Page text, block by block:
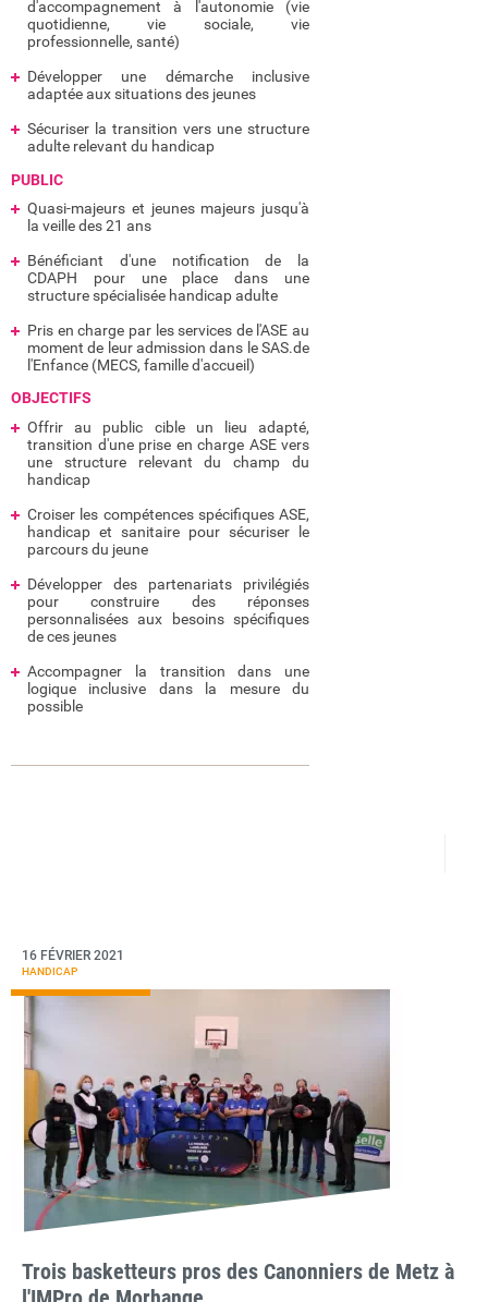
d'accompagnement à l'autonomie (vie
quotidienne, vie sociale, vie
professionnelle, santé)
Développer une démarche inclusive
adaptée aux situations des jeunes
Sécuriser la transition vers une structure
adulte relevant du handicap
PUBLIC
Quasi-majeurs et jeunes majeurs jusqu'à
la veille des 21 ans
Bénéficiant d'une notification de la
CDAPH pour une place dans une
structure spécialisée handicap adulte
Pris en charge par les services de l'ASE au
moment de leur admission dans le SAS.de
l'Enfance (MECS, famille d'accueil)
OBJECTIFS
Offrir au public cible un lieu adapté,
transition d'une prise en charge ASE vers
une structure relevant du champ du
handicap
Croiser les compétences spécifiques ASE,
handicap et sanitaire pour sécuriser le
parcours du jeune
Développer des partenariats privilégiés
pour construire des réponses
personnalisées aux besoins spécifiques
de ces jeunes
Accompagner la transition dans une
logique inclusive dans la mesure du
possible
16 FÉVRIER 2021
HANDICAP
Trois basketteurs pros des Canonniers de Metz à